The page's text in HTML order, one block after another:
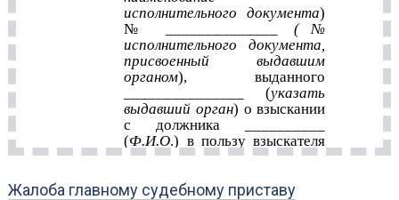
Жалоба главному судебному приставу